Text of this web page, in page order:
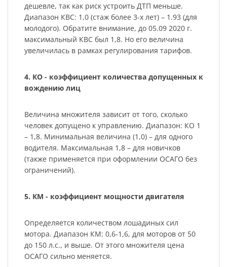
дешевле, так как риск устроить ДТП меньше.
Диапазон КВС: 1,0 (стаж более 3-х лет) – 1.93 (для
молодого). Обратите внимание, до 05.09 2020 г.
максимальный КВС был 1,8. Но его величина
увеличилась в рамках регулирования тарифов.
4. КО - коэффициент количества допущенных к
вождению лиц
Величина множителя зависит от того, сколько
человек допущено к управлению. Диапазон: КО 1
– 1,8. Минимальная величина (1,0) – для одного
водителя. Максимальная 1,8 – для новичков
(также применяется при оформлении ОСАГО без
ограничений).
5. КМ - коэффициент мощности двигателя
Определяется количеством лошадиных сил
мотора. Диапазон КМ: 0,6-1,6, для моторов от 50
до 150 л.с., и выше. От этого множителя цена
ОСАГО сильно меняется.